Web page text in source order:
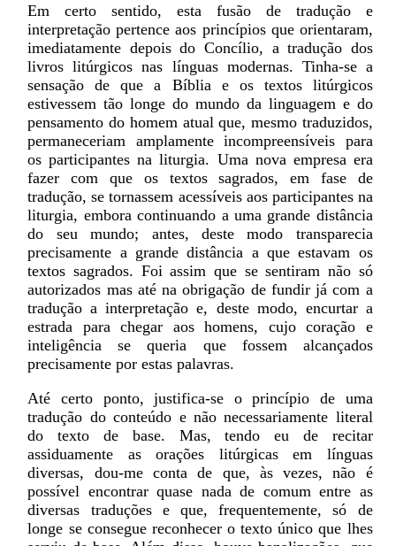
Em certo sentido, esta fusão de tradução e
interpretação pertence aos princípios que orientaram,
imediatamente depois do Concílio, a tradução dos
livros litúrgicos nas línguas modernas. Tinha-se a
sensação de que a Bíblia e os textos litúrgicos
estivessem tão longe do mundo da linguagem e do
pensamento do homem atual que, mesmo traduzidos,
permaneceriam amplamente incompreensíveis para
os participantes na liturgia. Uma nova empresa era
fazer com que os textos sagrados, em fase de
tradução, se tornassem acessíveis aos participantes na
liturgia, embora continuando a uma grande distância
do seu mundo; antes, deste modo transparecia
precisamente a grande distância a que estavam os
textos sagrados. Foi assim que se sentiram não só
autorizados mas até na obrigação de fundir já com a
tradução a interpretação e, deste modo, encurtar a
estrada para chegar aos homens, cujo coração e
inteligência se queria que fossem alcançados
precisamente por estas palavras.
Até certo ponto, justifica-se o princípio de uma
tradução do conteúdo e não necessariamente literal
do texto de base. Mas, tendo eu de recitar
assiduamente as orações litúrgicas em línguas
diversas, dou-me conta de que, às vezes, não é
possível encontrar quase nada de comum entre as
diversas traduções e que, frequentemente, só de
longe se consegue reconhecer o texto único que lhes